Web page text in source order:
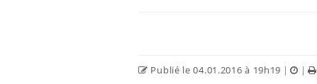
Publié le 04.01.2016 à 19h19 | |